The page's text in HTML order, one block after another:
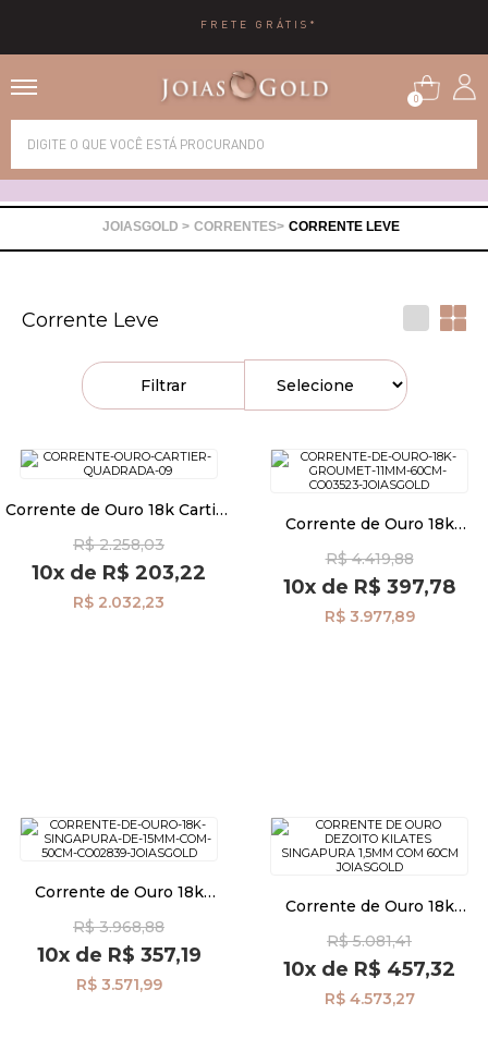
0
CORRENTES CORRENTE LEVE
Corrente Leve
Filtrar
Corrente de Ouro 18k Cartier
co02213
R$ 2.258,03
10x de R$ 203,22
R$ 2.032,23
Corrente de Ouro 18k
co03523
R$ 4.419,88
10x de R$ 397,78
R$ 3.977,89
Corrente de Ouro 18k
50cm co02839
R$ 3.968,88
10xde R$ 357,19
R$ 3.571,99
Corrente de Ouro 18k
co03661
R$ 5.081,41
10x de R$ 457,32
R$ 4.573,27
Alianças
Pulseiras
OFERTAS